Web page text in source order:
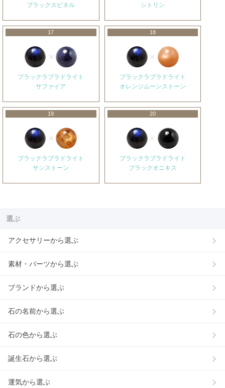
ブラックスピネル
シトリン
17
ブラックラブラドライト
サファイア
18
ブラックラブラドライト
オレンジムーンストーン
19
ブラックラブラドライト
サンストーン
20
ブラックラブラドライト
ブラックオニキス
選ぶ
アクセサリーから選ぶ
素材・パーツから選ぶ
ブランドから選ぶ
石の名前から選ぶ
石の色から選ぶ
誕生石から選ぶ
運気から選ぶ